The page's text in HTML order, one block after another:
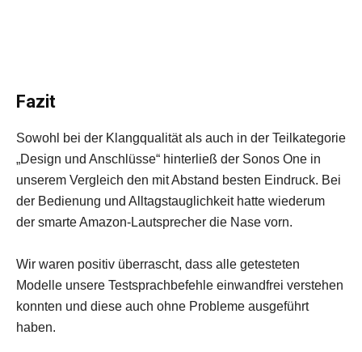
Fazit
Sowohl bei der Klangqualität als auch in der Teilkategorie
„Design und Anschlüsse“ hinterließ der Sonos One in
unserem Vergleich den mit Abstand besten Eindruck. Bei
der Bedienung und Alltagstauglichkeit hatte wiederum
der smarte Amazon-Lautsprecher die Nase vorn.
Wir waren positiv überrascht, dass alle getesteten
Modelle unsere Testsprachbefehle einwandfrei verstehen
konnten und diese auch ohne Probleme ausgeführt
haben.